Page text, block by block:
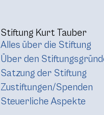
Stiftung Kurt Tauber
Alles über die Stiftung
Über den
Satzung der Stiftung
Zustiftungen/Spenden
Steuerliche Aspekte